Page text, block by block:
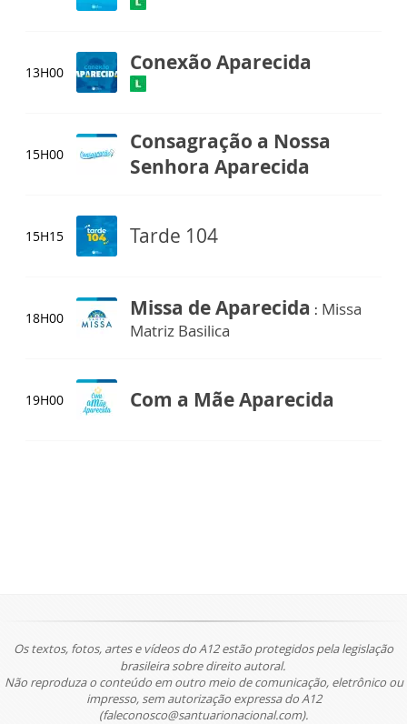
13H00 Conexão Aparecida
15H00
Consagração a Nossa
Senhora Aparecida
15H15 Tarde 104
18H00 Missa de Aparecida : Missa
Matriz Basilica
19H00 Com a Mãe Aparecida
Os textos, fotos, artes e vídeos do A12 estão protegidos pela legislação
brasileira sobre direito autoral.
Não reproduza o conteúdo em outro meio de comunicação, eletrônico ou
impresso, sem autorização expressa do A12
(faleconosco@santuarionacional.com).